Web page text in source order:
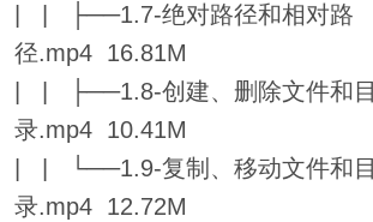
| | ├──1.7-绝对路径和相对路
径.mp4 16.81M
| | ├──1.8-创建、删除文件和目
录.mp4 10.41M
| | └──1.9-复制、移动文件和目
录.mp4 12.72M